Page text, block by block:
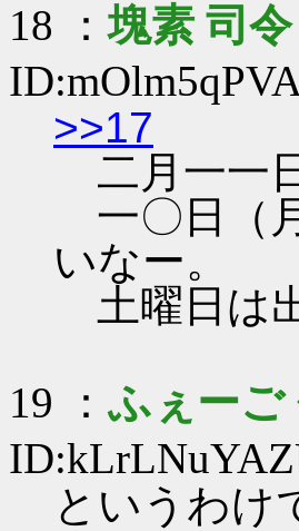
18 ：塊素 司令
>>17
二月一一
一〇日（
いなー。
土曜日は
19 ：ふぇーご
というわけ